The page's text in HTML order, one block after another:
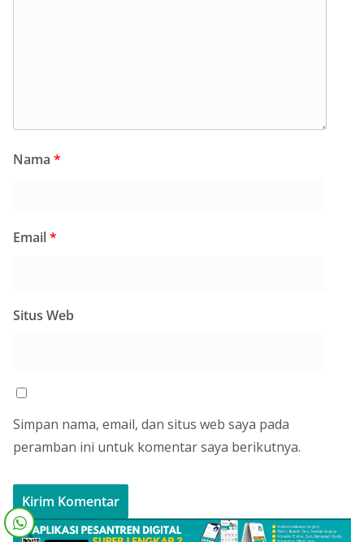
Nama *
Email*
Situs Web
Simpan nama, email, dan situs web saya pada
peramban ini untuk komentar saya berikutnya.